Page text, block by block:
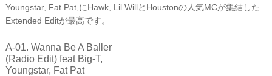
Youngstar, Fat Pat,にHawk, Lil WillとHoustonの人気MCが集結した
Extended Editが最高です。
A-01. Wanna Be A Baller
(Radio Edit) feat Big-T,
Youngstar, Fat Pat